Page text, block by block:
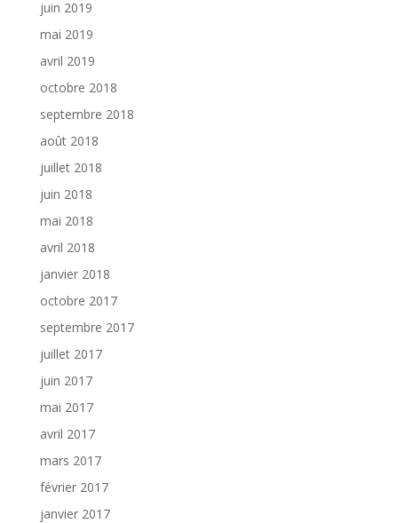
juin 2019
mai 2019
avril 2019
octobre 2018
septembre 2018
août 2018
juillet 2018
juin 2018
mai 2018
avril 2018
janvier 2018
octobre 2017
septembre 2017
juillet 2017
juin 2017
mai 2017
avril 2017
mars 2017
février 2017
janvier 2017